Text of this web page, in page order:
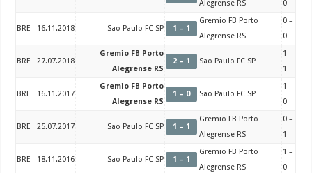
Alegrense RS
0
BRE 16.11.2018 Sao Paulo FC SP 1 – 1
Gremio FB Porto
Alegrense RS
0 –
0
BRE 27.07.2018
Gremio FB Porto
Alegrense RS
2 – 1 Sao Paulo FC SP
1 –
1
BRE 16.11.2017
Gremio FB Porto
Alegrense RS
1 – 0 Sao Paulo FC SP
1 –
0
BRE 25.07.2017 Sao Paulo FC SP 1 – 1
Gremio FB Porto
Alegrense RS
0 –
1
BRE 18.11.2016 Sao Paulo FC SP 1 – 1
Gremio FB Porto
Alegrense RS
1 –
0